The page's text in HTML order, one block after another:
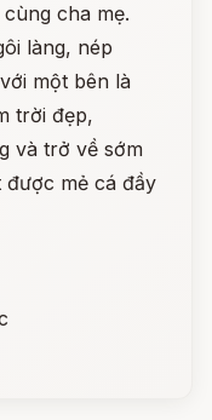
cha mẹ.
làng, nép
một bên là
trời đẹp,
và trở về sớm
được mẻ cá đầy